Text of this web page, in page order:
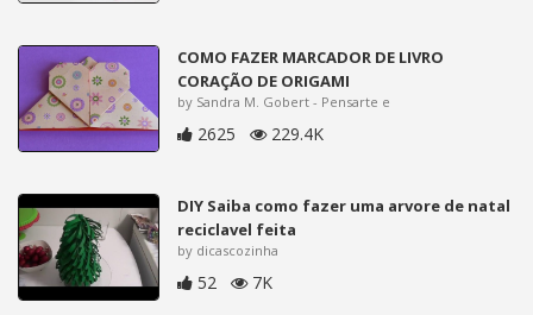
COMO FAZER MARCADOR DE LIVRO
CORAÇÃO DE ORIGAMI
by Sandra M. Gobert - Pensarte e
2625 229.4K
DIY Saiba como fazer uma arvore de natal
reciclavel feita
by dicascozinha
52 7K